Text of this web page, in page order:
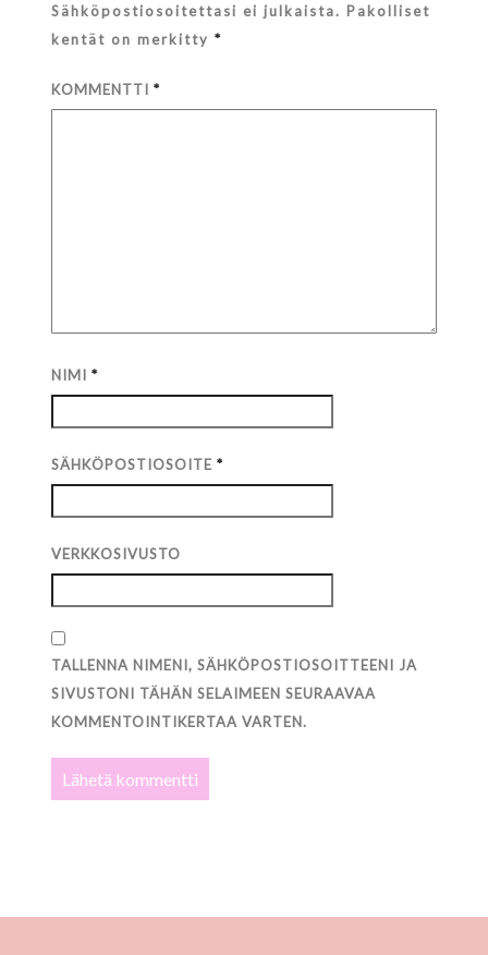
Sähköpostiosoitettasi ei julkaista. Pakolliset
kentät on merkitty*
KOMMENTTI*
NIMI*
SÄHKÖPOSTIOSOITE*
VERKKOSIVUSTO
TALLENNA NIMENI, SÄHKÖPOSTIOSOITTEENI JA
SIVUSTONI TÄHÄN SELAIMEEN SEURAAVAA
KOMMENTOINTIKERTAA VARTEN.